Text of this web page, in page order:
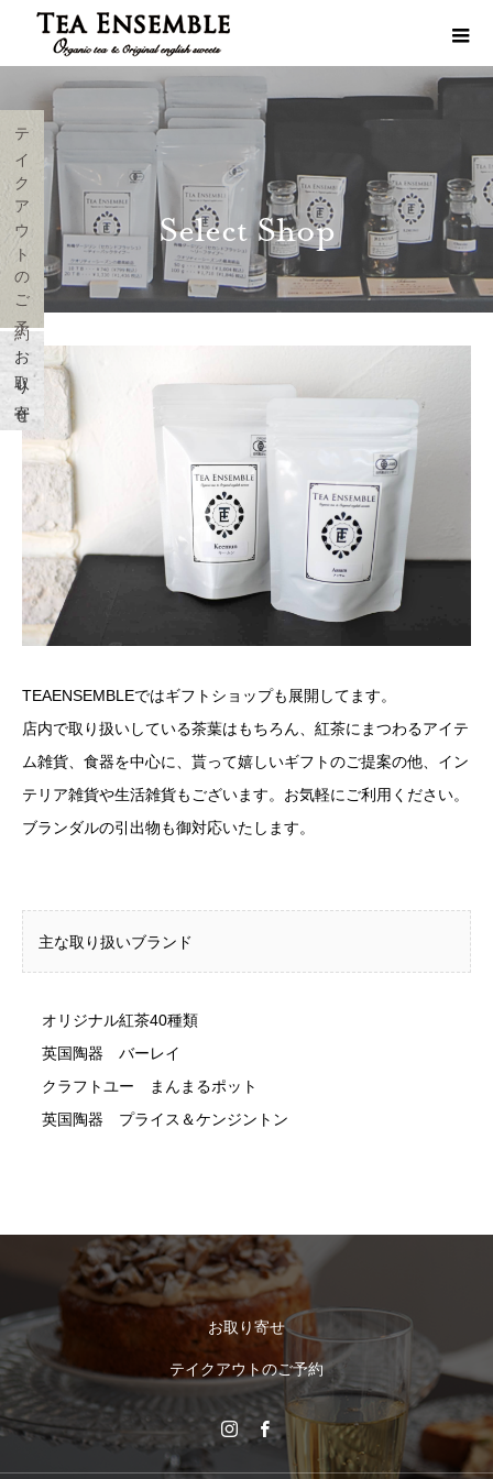
テイクアウトのご予約
お取り寄せ
Select Shop
TEAENSEMBLEではギフトショップも展開してます。
店内で取り扱いしている茶葉はもちろん、紅茶にまつわるアイテ
ム雑貨、食器を中心に、貰って嬉しいギフトのご提案の他、イン
テリア雑貨や生活雑貨もございます。お気軽にご利用ください。
ブランダルの引出物も御対応いたします。
主な取り扱いブランド
オリジナル紅茶40種類
英国陶器 バーレイ
クラフトユー まんまるポット
英国陶器 プライス＆ケンジントン
お取り寄せ
テイクアウトのご予約